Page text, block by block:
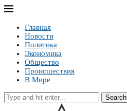
Главная
Новости
Политика
Экономика
Общество
Происшествия
В Мире
Search